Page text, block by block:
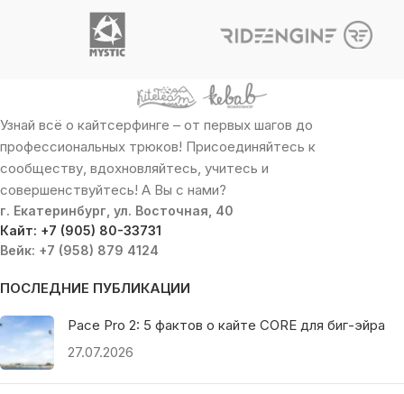
Узнай всё о кайтсерфинге – от первых шагов до
профессиональных трюков! Присоединяйтесь к
сообществу, вдохновляйтесь, учитесь и
совершенствуйтесь! А Вы с нами?
г. Екатеринбург, ул. Восточная, 40
Кайт: +7 (905) 80-33731
Вейк: +7 (958) 879 4124
ПОСЛЕДНИЕ ПУБЛИКАЦИИ
Pace Pro 2: 5 фактов о кайте CORE для биг-эйра
27.07.2026